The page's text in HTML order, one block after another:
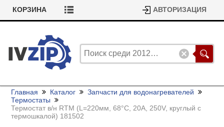
КОРЗИНА АВТОРИЗАЦИЯ
Главная Каталог
Запчасти для водонагревателей
Термостаты
Термостат в/н RTM (L=220мм, 68°C, 20А, 250V, круглый с
термошкалой) 181502